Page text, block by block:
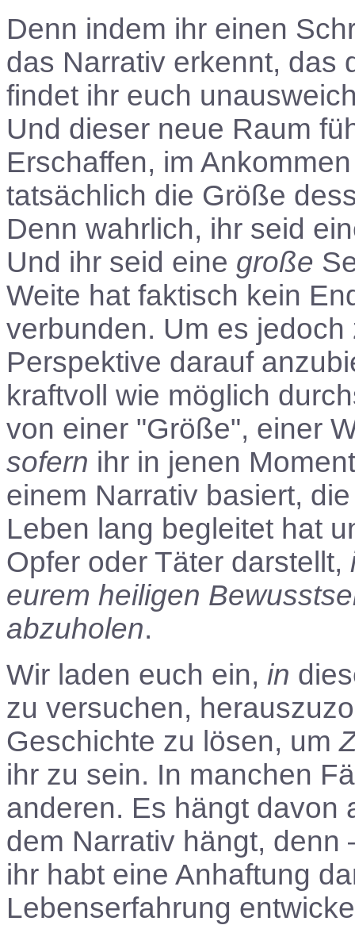
Denn indem ihr einen
das Narrativ erkennt, das
findet ihr euch
Und dieser neue Raum
Erschaffen, im
tatsächlich die Größe
Denn wahrlich, ihr seid
Und ihr seid eine große
Weite hat faktisch kein
verbunden. Um es
Perspektive darauf
kraftvoll wie möglich
von einer "Größe", einer
sofern ihr in jenen
einem Narrativ basiert,
Leben lang begleitet hat
Opfer oder Täter darstellt,
eurem heiligen
abzuholen.
Wir laden euch ein, in
zu versuchen,
Geschichte zu lösen, um
ihr zu sein. In manchen
anderen. Es hängt davon
dem Narrativ hängt, denn
ihr habt eine Anhaftung
Lebenserfahrung